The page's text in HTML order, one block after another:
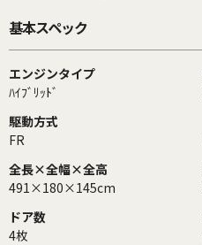
基本スペック
エンジンタイプ
ﾊｲﾌﾞﾘｯﾄﾞ
駆動方式
FR
全長×全幅×全高
491×180×145cm
ドア数
4枚